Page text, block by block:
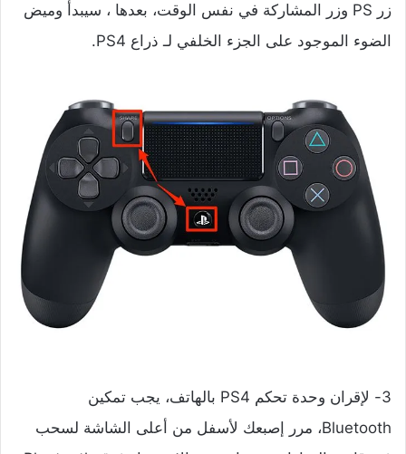
زر PS وزر المشاركة في نفس الوقت، بعدها ، سيبدأ وميض
الضوء الموجود على الجزء الخلفي لـ ذراع PS4.
3- لإقران وحدة تحكم PS4 بالهاتف، يجب تمكين
Bluetooth، مرر إصبعك لأسفل من أعلى الشاشة لسحب